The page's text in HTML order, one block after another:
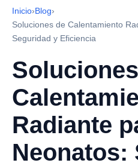
Inicio›Blog›
Soluciones de Calentamiento
Seguridad y Eficiencia
Radiante
Neonatos: